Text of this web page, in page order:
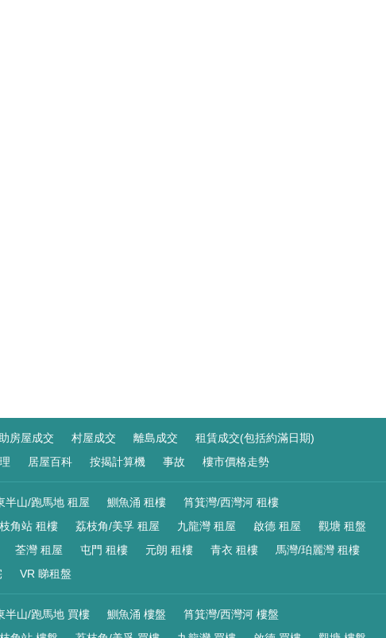
房屋成交 村屋成交 離島成交
租賃成交(包括約滿日期)
居屋百科 按揭計算機 事故 樓市價格走勢
半山/跑馬地 租屋 鰂魚涌 租樓
筲箕灣/西灣河 租樓
角站 租樓 荔枝角/美孚 租屋 九龍灣 租屋 啟德 租屋
觀塘 租盤
荃灣 租屋 屯門 租樓 元朗 租樓 青衣 租樓
馬灣/珀麗灣 租樓
VR 睇租盤
半山/跑馬地 買樓 鰂魚涌 樓盤
筲箕灣/西灣河 樓盤